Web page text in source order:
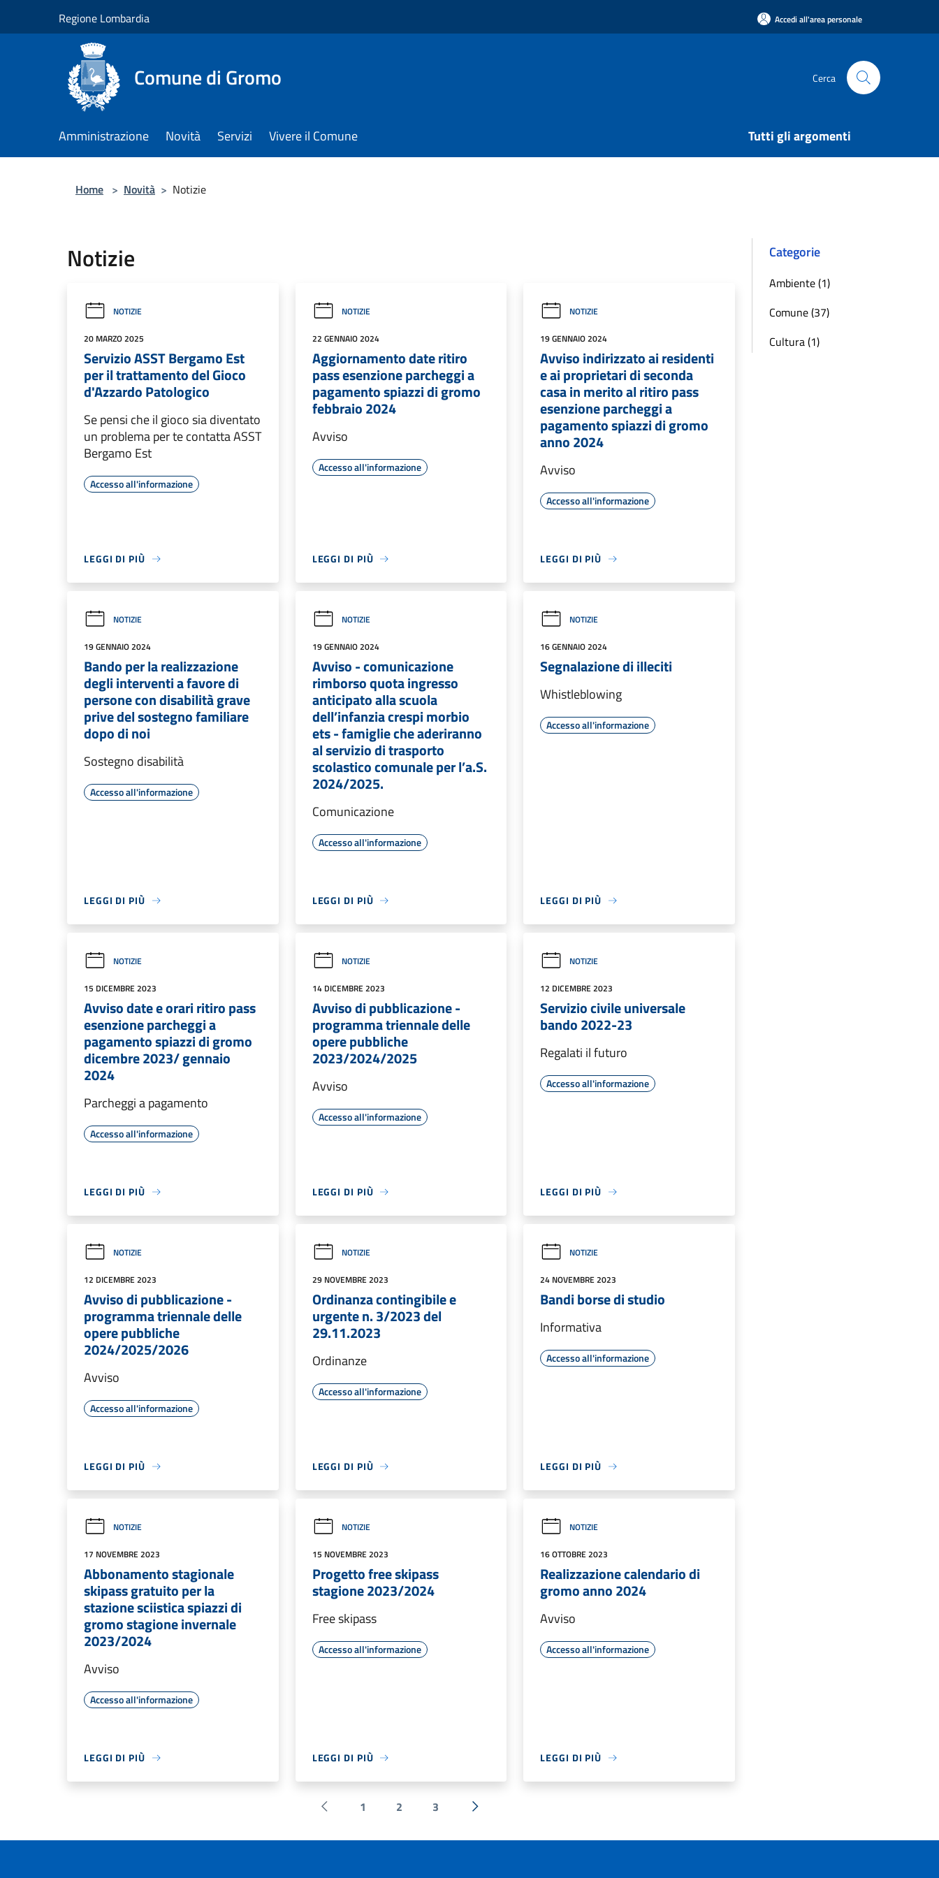
Regione Lombardia Accedi all'area personale
Comune di Gromo Cerca
Amministrazione Novità Servizi Vivere il Comune Tutti gli argomenti
Home > Novità > Notizie
Notizie
NOTIZIE
20 MARZO 2025
Servizio ASST Bergamo Est
per il trattamento del Gioco
d'Azzardo Patologico
Se pensi che il gioco sia diventato
un problema per te contatta ASST
Bergamo Est
Accesso all'informazione
LEGGI DI PIÙ
NOTIZIE
22 GENNAIO 2024
Aggiornamento date ritiro
pass esenzione parcheggi a
pagamento spiazzi di gromo
febbraio 2024
Avviso
Accesso all'informazione
LEGGI DI PIÙ
NOTIZIE
19 GENNAIO 2024
Avviso indirizzato ai residenti
e ai proprietari di seconda
casa in merito al ritiro pass
esenzione parcheggi a
pagamento spiazzi di gromo
anno 2024
Avviso
Accesso all'informazione
LEGGI DI PIÙ
NOTIZIE
19 GENNAIO 2024
Bando per la realizzazione
degli interventi a favore di
persone con disabilità grave
prive del sostegno familiare
dopo di noi
Sostegno disabilità
Accesso all'informazione
LEGGI DI PIÙ
NOTIZIE
19 GENNAIO 2024
Avviso - comunicazione
rimborso quota ingresso
anticipato alla scuola
dell’infanzia crespi morbio
ets - famiglie che aderiranno
al servizio di trasporto
scolastico comunale per l’a.S.
2024/2025.
Comunicazione
Accesso all'informazione
LEGGI DI PIÙ
NOTIZIE
16 GENNAIO 2024
Segnalazione di illeciti
Whistleblowing
Accesso all'informazione
LEGGI DI PIÙ
NOTIZIE
15 DICEMBRE 2023
Avviso date e orari ritiro pass
esenzione parcheggi a
pagamento spiazzi di gromo
dicembre 2023/ gennaio
2024
Parcheggi a pagamento
Accesso all'informazione
LEGGI DI PIÙ
NOTIZIE
14 DICEMBRE 2023
Avviso di pubblicazione -
programma triennale delle
opere pubbliche
2023/2024/2025
Avviso
Accesso all'informazione
LEGGI DI PIÙ
NOTIZIE
12 DICEMBRE 2023
Servizio civile universale
bando 2022-23
Regalati il futuro
Accesso all'informazione
LEGGI DI PIÙ
NOTIZIE
12 DICEMBRE 2023
Avviso di pubblicazione -
programma triennale delle
opere pubbliche
2024/2025/2026
Avviso
Accesso all'informazione
LEGGI DI PIÙ
NOTIZIE
29 NOVEMBRE 2023
Ordinanza contingibile e
urgente n. 3/2023 del
29.11.2023
Ordinanze
Accesso all'informazione
LEGGI DI PIÙ
NOTIZIE
24 NOVEMBRE 2023
Bandi borse di studio
Informativa
Accesso all'informazione
LEGGI DI PIÙ
NOTIZIE
17 NOVEMBRE 2023
Abbonamento stagionale
skipass gratuito per la
stazione sciistica spiazzi di
gromo stagione invernale
2023/2024
Avviso
Accesso all'informazione
LEGGI DI PIÙ
NOTIZIE
15 NOVEMBRE 2023
Progetto free skipass
stagione 2023/2024
Free skipass
Accesso all'informazione
LEGGI DI PIÙ
NOTIZIE
16 OTTOBRE 2023
Realizzazione calendario di
gromo anno 2024
Avviso
Accesso all'informazione
LEGGI DI PIÙ
Pagina precedente
1 2 3
Successiva »
Categorie
Ambiente (1)
Comune (37)
Cultura (1)